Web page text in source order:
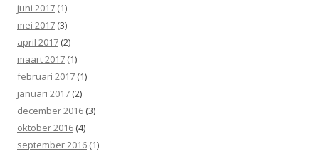
juni 2017 (1)
mei 2017 (3)
april 2017 (2)
maart 2017 (1)
februari 2017 (1)
januari 2017 (2)
december 2016 (3)
oktober 2016 (4)
september 2016 (1)